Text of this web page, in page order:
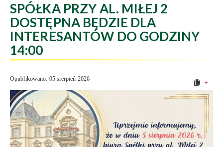
SPÓŁKA PRZY AL. MIŁEJ 2
DOSTĘPNA BĘDZIE DLA
INTERESANTÓW DO GODZINY
14:00
Opublikowano: 05 sierpień 2026